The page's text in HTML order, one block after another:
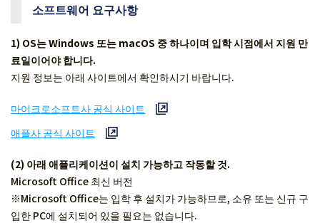
소프트웨어 요구사항
1) OS는 Windows 또는 macOS 중 하나이며 입학 시점에서 지원 만
료일이어야 합니다.
지원 정보는 아래 사이트에서 확인하시기 바랍니다.
마이크로소프트사 공식 사이트
애플사 공식 사이트
(2) 아래 애플리케이션이 설치 가능하고 작동할 것.
Microsoft Office 최신 버전
※Microsoft Office는 입학 후 설치가 가능하므로, 소유 또는 신규 구
입한 PC에 설치되어 있을 필요는 없습니다.